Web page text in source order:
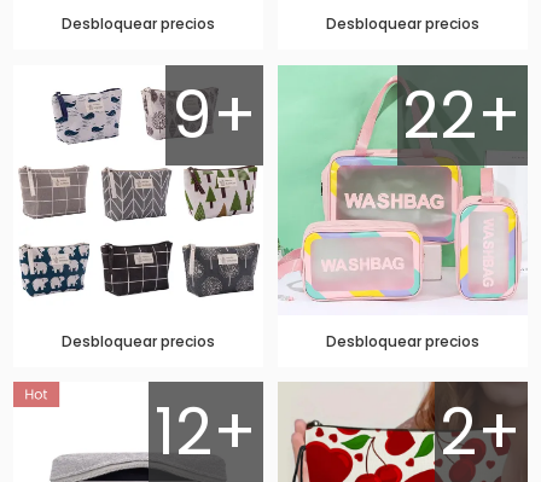
Desbloquear precios Desbloquear precios
9+
Desbloquear precios
22+
Desbloquear precios
12+ 2+